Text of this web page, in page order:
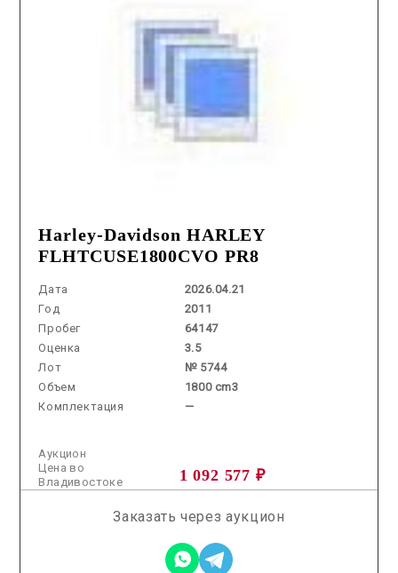
Harley-Davidson HARLEY
FLHTCUSE1800CVO PR8
Дата
2026.04.21
Год
2011
Пробег
64147
Оценка
3.5
Лот
№ 5744
Объем
1800 cm3
Комплектация
—
Аукцион
1 092 577 ₽
Цена во
Владивостоке
Заказать через аукцион